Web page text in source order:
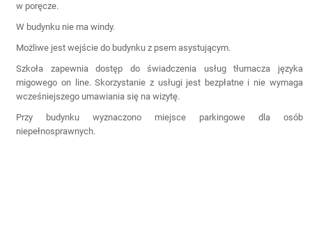
w poręcze.
W budynku nie ma windy.
Możliwe jest wejście do budynku z psem asystującym.
Szkoła zapewnia dostęp do świadczenia usług tłumacza języka
migowego on line. Skorzystanie z usługi jest bezpłatne i nie wymaga
wcześniejszego umawiania się na wizytę.
Przy budynku wyznaczono miejsce parkingowe dla osób
niepełnosprawnych.